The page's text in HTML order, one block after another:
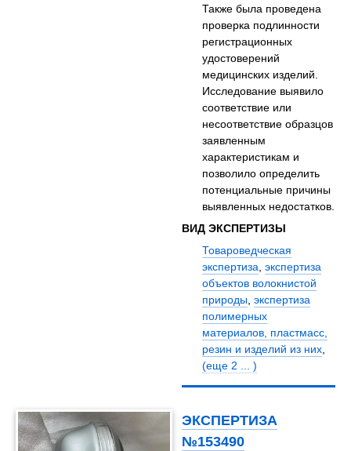
Также была проведена
проверка подлинности
регистрационных
удостоверений
медицинских изделий.
Исследование выявило
соответствие или
несоответствие образцов
заявленным
характеристикам и
позволило определить
потенциальные причины
выявленных недостатков.
ВИД ЭКСПЕРТИЗЫ
Товароведческая
экспертиза,экспертиза
объектов волокнистой
природы,экспертиза
полимерных
материалов, пластмасс,
резин и изделий из них,
(еще 2 ... )
ЭКСПЕРТИЗА
№153490